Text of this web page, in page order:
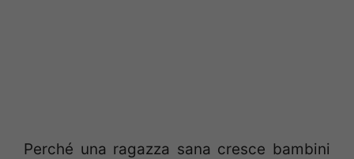
Perché una ragazza sana cresce bambini